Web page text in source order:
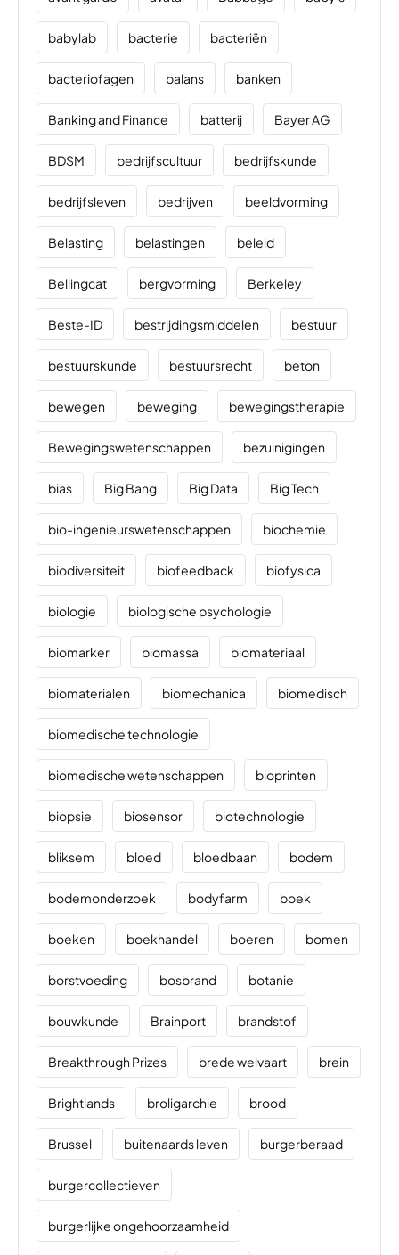
babylab bacterie bacteriën
bacteriofagen balans banken
Banking and Finance batterij Bayer AG
BDSM bedrijfscultuur bedrijfskunde
bedrijfsleven bedrijven beeldvorming
Belasting belastingen beleid
Bellingcat bergvorming Berkeley
Beste-ID bestrijdingsmiddelen bestuur
bestuurskunde bestuursrecht beton
bewegen beweging bewegingstherapie
Bewegingswetenschappen bezuinigingen
bias Big Bang Big Data Big Tech
bio-ingenieurswetenschappen biochemie
biodiversiteit biofeedback biofysica
biologie biologische psychologie
biomarker biomassa biomateriaal
biomaterialen biomechanica biomedisch
biomedische technologie
biomedische wetenschappen bioprinten
biopsie biosensor biotechnologie
bliksem bloed bloedbaan bodem
bodemonderzoek bodyfarm boek
boeken boekhandel boeren bomen
borstvoeding bosbrand botanie
bouwkunde Brainport brandstof
Breakthrough Prizes brede welvaart brein
Brightlands broligarchie brood
Brussel buitenaards leven burgerberaad
burgercollectieven
burgerlijke ongehoorzaamheid